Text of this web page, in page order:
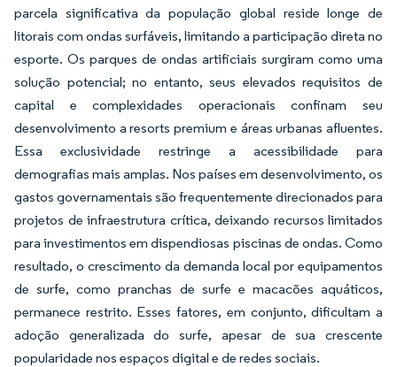
parcela significativa da população global reside longe de
litorais com ondas surfáveis, limitando a participação direta no
esporte. Os parques de ondas artificiais surgiram como uma
solução potencial; no entanto, seus elevados requisitos de
capital e complexidades operacionais confinam seu
desenvolvimento a resorts premium e áreas urbanas afluentes.
Essa exclusividade restringe a acessibilidade para
demografias mais amplas. Nos países em desenvolvimento, os
gastos governamentais são frequentemente direcionados para
projetos de infraestrutura crítica, deixando recursos limitados
para investimentos em dispendiosas piscinas de ondas. Como
resultado, o crescimento da demanda local por equipamentos
de surfe, como pranchas de surfe e macacões aquáticos,
permanece restrito. Esses fatores, em conjunto, dificultam a
adoção generalizada do surfe, apesar de sua crescente
popularidade nos espaços digital e de redes sociais.